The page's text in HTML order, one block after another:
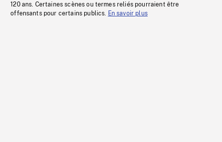
120 ans. Certaines scènes ou termes reliés pourraient être
offensants pour certains publics. En savoir plus